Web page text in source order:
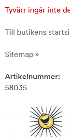
Tyvärr ingår inte
Till butikens
Sitemap »
Artikelnummer:
58035